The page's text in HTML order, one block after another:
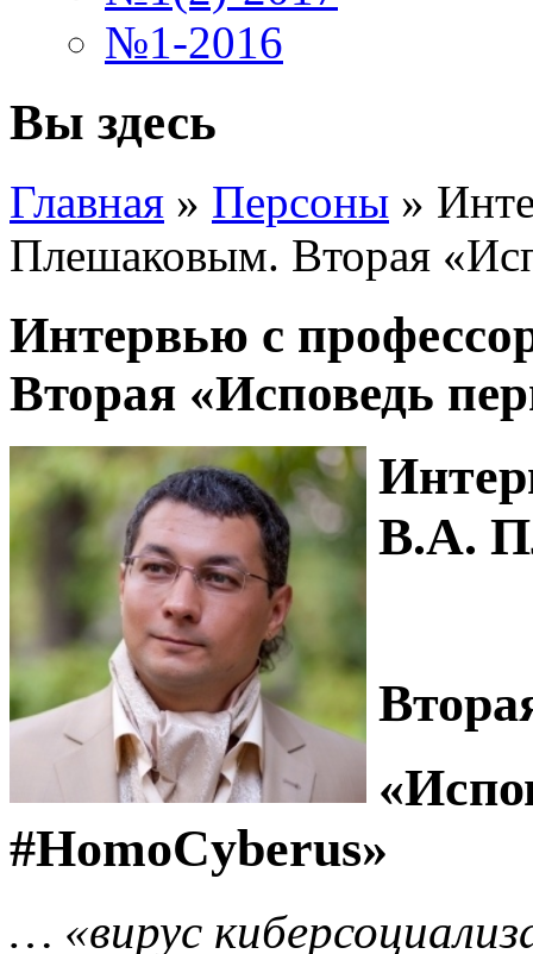
№1-2016
Вы здесь
Главная » Персоны »
Плешаковым. Вторая
Интервью с
Вторая «Исповедь
В.А.
#HomoCyberus»
… «вирус